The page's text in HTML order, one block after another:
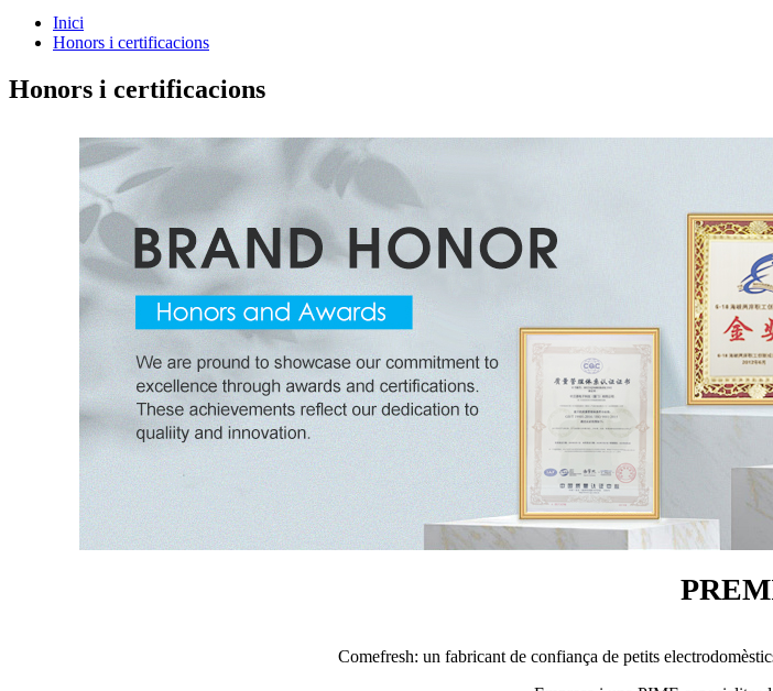
Inici
Honors i certificacions
Honors i certificacions
Comefresh: un fabricant de confiança de petits